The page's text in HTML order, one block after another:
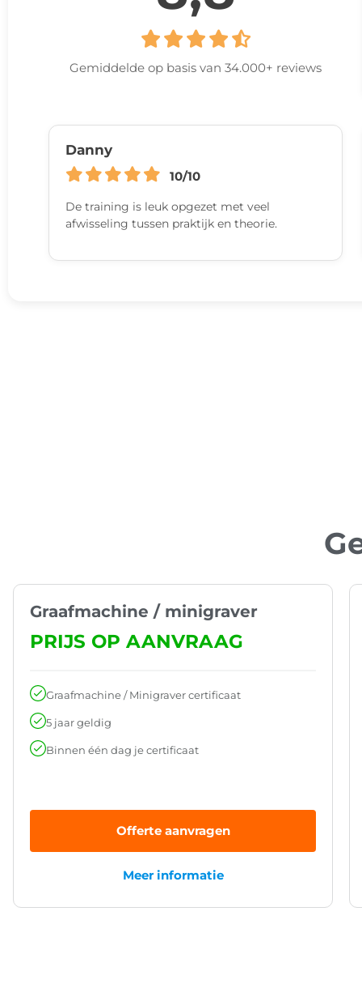
Gemiddelde op basis van 34.000+ reviews
Danny
10/10
De training is leuk opgezet met veel
afwisseling tussen praktijk en theorie.
Graafmachine / minigraver
PRIJS OP AANVRAAG
Graafmachine / Minigraver certificaat
5 jaar geldig
Binnen één dag je certificaat
Offerte aanvragen
Meer informatie